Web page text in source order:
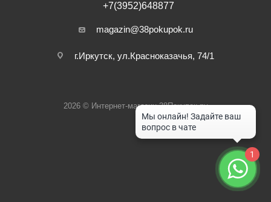
+7(3952)648877
magazin@38pokupok.ru
г.Иркутск, ул.Красноказачья, 74/1
2026 © Интернет-магазин 38Покупок.ру
1